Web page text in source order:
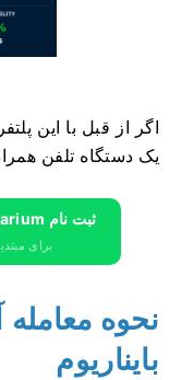
اگر از قبل با این
یک دستگاه تلفن
ثبت نام Binarium و دریافت 10،000 دلار رایگان
برای مبتدیان 10،000 دلار رایگان
نحوه
بایناریوم